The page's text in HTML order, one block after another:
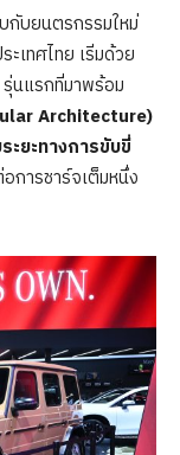
กับยนตรกรรมใหม่
เทศไทย เริ่มด้วย
นแรกที่มาพร้อม
Architecture)
ยะทางการขับขี่
การชาร์จเต็มหนึ่ง